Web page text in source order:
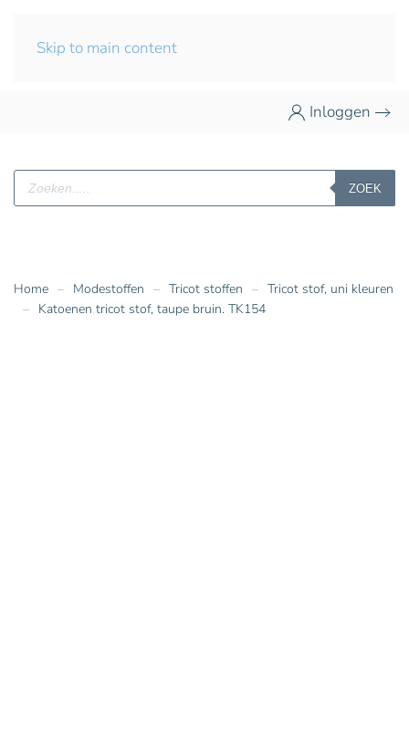
Skip to main content
Inloggen
Producten
zoeken
ZOEK
Home Modestoffen Tricot stoffen
Tricot stof, uni kleuren
Katoenen tricot stof, taupe bruin. TK154